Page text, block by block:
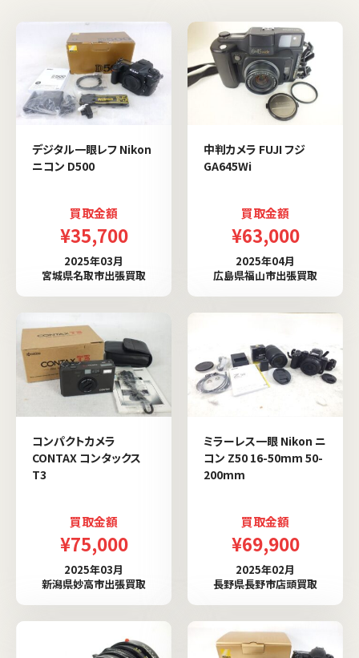
デジタル一眼レフ Nikon
ニコン D500
買取金額
¥35,700
2025年03月
宮城県名取市出張買取
中判カメラ FUJI フジ
GA645Wi
買取金額
¥63,000
2025年04月
広島県福山市出張買取
コンパクトカメラ
CONTAX コンタックス
T3
買取金額
¥75,000
2025年03月
新潟県妙高市出張買取
ミラーレス一眼 Nikon ニ
コン Z50 16-50mm 50-
200mm
買取金額
¥69,900
2025年02月
長野県長野市店頭買取